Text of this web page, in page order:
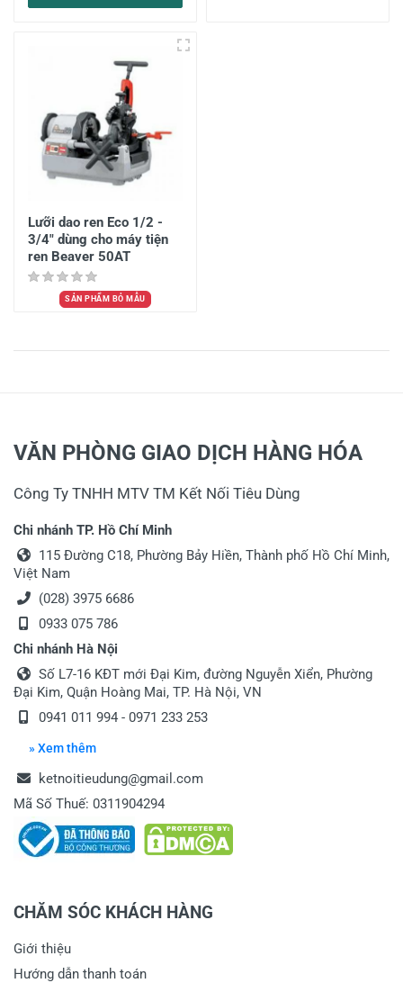
Lưỡi dao ren Eco 1/2 -
3/4" dùng cho máy tiện
ren Beaver 50AT
SẢN PHẨM BỎ MẪU
VĂN PHÒNG GIAO DỊCH HÀNG HÓA
Công Ty TNHH MTV TM Kết Nối Tiêu Dùng
Chi nhánh TP. Hồ Chí Minh
115 Đường C18, Phường Bảy Hiền, Thành phố Hồ Chí Minh,
Việt Nam
(028) 3975 6686
0933 075 786
Chi nhánh Hà Nội
Số L7-16 KĐT mới Đại Kim, đường Nguyễn Xiển, Phường
Đại Kim, Quận Hoàng Mai, TP. Hà Nội, VN
0941 011 994 - 0971 233 253
» Xem thêm
ketnoitieudung@gmail.com
Mã Số Thuế: 0311904294
CHĂM SÓC KHÁCH HÀNG
Giới thiệu
Hướng dẫn thanh toán